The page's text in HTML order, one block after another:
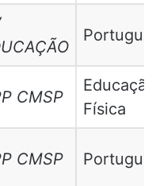
CMSP
Educação
Física
CMSP